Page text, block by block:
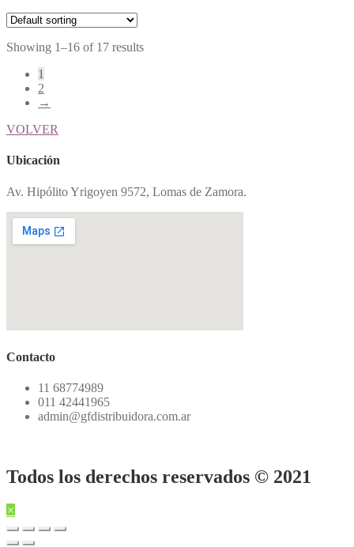
Showing 1–16 of 17 results
1
2
→
VOLVER
Ubicación
Av. Hipólito Yrigoyen 9572, Lomas de Zamora.
Contacto
11 68774989
011 42441965
admin@gfdistribuidora.com.ar
Todos los derechos reservados © 2021
×